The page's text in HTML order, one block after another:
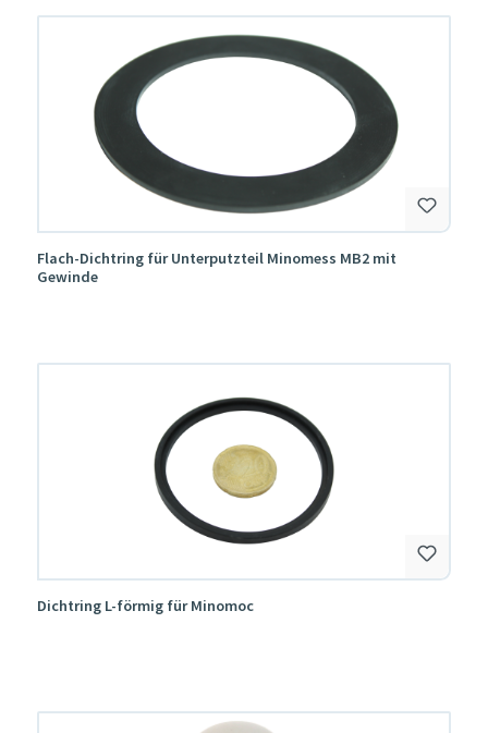
Flach-Dichtring für Unterputzteil Minomess MB2 mit
Gewinde
Dichtring L-förmig für Minomoc